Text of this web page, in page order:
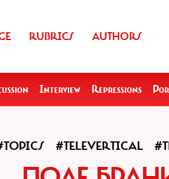
RUBRICS AUTHORS
Interview Repressions
#TELEVERTICAL